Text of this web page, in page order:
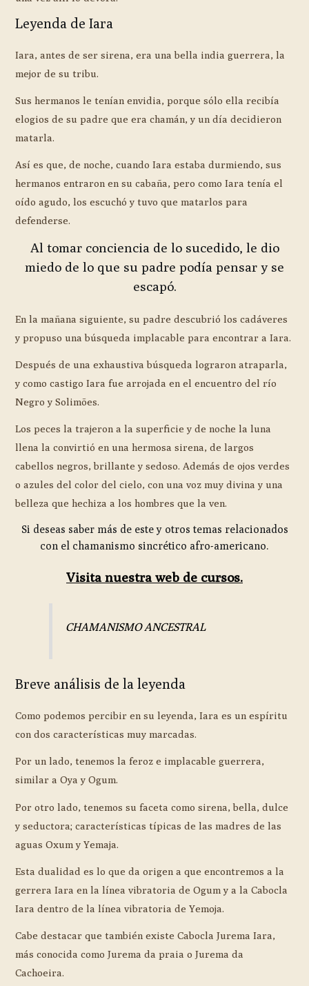
Leyenda de Iara
Iara, antes de ser sirena, era una bella india guerrera, la
mejor de su tribu.
Sus hermanos le tenían envidia, porque sólo ella recibía
elogios de su padre que era chamán, y un día decidieron
matarla.
Así es que, de noche, cuando Iara estaba durmiendo, sus
hermanos entraron en su cabaña, pero como Iara tenía el
oído agudo, los escuchó y tuvo que matarlos para
defenderse.
Al tomar conciencia de lo sucedido, le dio
miedo de lo que su padre podía pensar y se
escapó.
En la mañana siguiente, su padre descubrió los cadáveres
y propuso una búsqueda implacable para encontrar a Iara.
Después de una exhaustiva búsqueda lograron atraparla,
y como castigo Iara fue arrojada en el encuentro del río
Negro y Solimões.
Los peces la trajeron a la superficie y de noche la luna
llena la convirtió en una hermosa sirena, de largos
cabellos negros, brillante y sedoso. Además de ojos verdes
o azules del color del cielo, con una voz muy divina y una
belleza que hechiza a los hombres que la ven.
Si deseas saber más de este y otros temas relacionados
con el chamanismo sincrético afro-americano.
Visita nuestra web de cursos.
CHAMANISMO ANCESTRAL
Breve análisis de la leyenda
Como podemos percibir en su leyenda, Iara es un espíritu
con dos características muy marcadas.
Por un lado, tenemos la feroz e implacable guerrera,
similar a Oya y Ogum.
Por otro lado, tenemos su faceta como sirena, bella, dulce
y seductora; características típicas de las madres de las
aguas Oxum y Yemaja.
Esta dualidad es lo que da origen a que encontremos a la
gerrera Iara en la línea vibratoria de Ogum y a la Cabocla
Iara dentro de la línea vibratoria de Yemoja.
Cabe destacar que también existe Cabocla Jurema Iara,
más conocida como Jurema da praia o Jurema da
Cachoeira.